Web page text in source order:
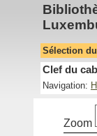
Sélection
Clef du
Navigation:
Zoom